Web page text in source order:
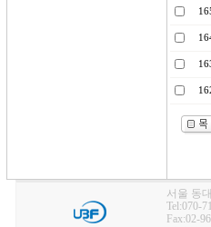
서울 동
Tel:070-
Fax:02-